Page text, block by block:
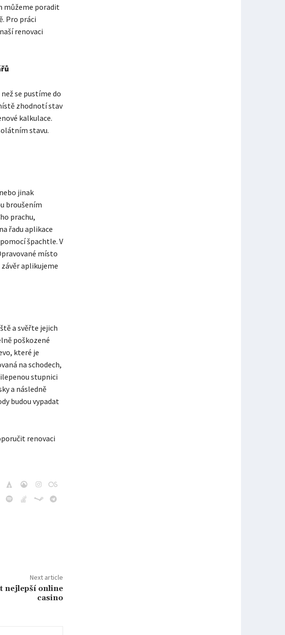
můžeme poradit
Pro práci
renovaci
se pustíme do
zhodnotí stav
kalkulace.
stavu.
jinak
broušením
prachu,
řadu aplikace
špachtle. V
místo
aplikujeme
a svěřte jejich
poškozené
které je
na schodech,
stupnici
a následně
budou vypadat
renovaci
Next article
nejlepší online
casino